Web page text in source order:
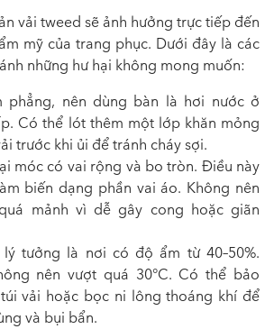
vải tweed sẽ ảnh hưởng trực tiếp đến
mỹ của trang phục. Dưới đây là các
những hư hại không mong muốn:
phẳng, nên dùng bàn là hơi nước ở
Có thể lót thêm một lớp khăn mỏng
trước khi ủi để tránh cháy sợi.
móc có vai rộng và bo tròn. Điều này
biến dạng phần vai áo. Không nên
mảnh vì dễ gây cong hoặc giãn
tưởng là nơi có độ ẩm từ 40–50%.
nên vượt quá 30°C. Có thể bảo
vải hoặc bọc ni lông thoáng khí để
và bụi bẩn.